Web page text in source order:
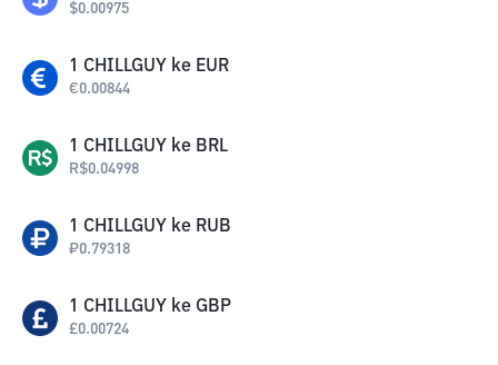
$0.00975
1 CHILLGUY ke EUR
€0.00844
1 CHILLGUY ke BRL
R$0.04998
1 CHILLGUY ke RUB
₽0.79318
1 CHILLGUY ke GBP
£0.00724